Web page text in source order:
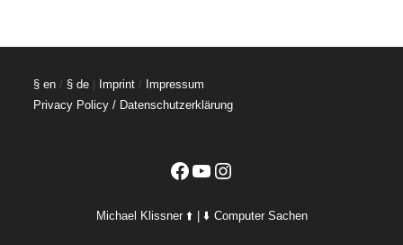
§ en / § de Imprint / Impressum
Privacy Policy / Datenschutzerklärung
Facebook
YouTubeInstagram
Michael Klissner ⬆️ | ⬇️ Computer Sachen